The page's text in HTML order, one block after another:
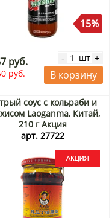
15%
руб.
руб.
- шт +
В корзину
соус с кольраби и
Laoganma, Китай,
210 г Акция
арт. 27722